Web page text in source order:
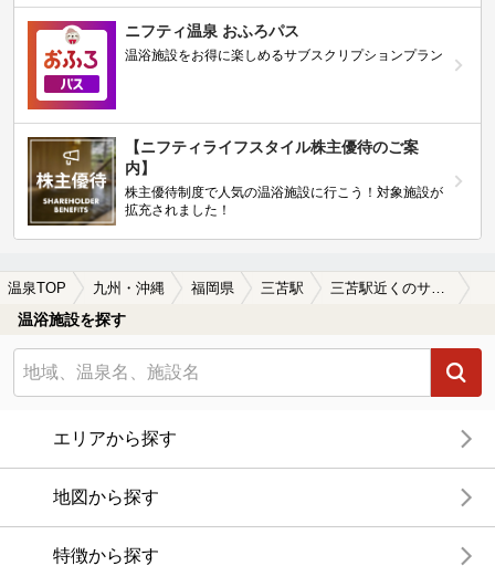
ニフティ温泉 おふろパス
温浴施設をお得に楽しめるサブスクリプションプラン
【ニフティライフスタイル株主優待のご案
内】
株主優待制度で人気の温浴施設に行こう！対象施設が
拡充されました！
温泉TOP 九州・沖縄 福岡県 三苫駅
温浴施設を探す
エリアから探す
地図から探す
特徴から探す